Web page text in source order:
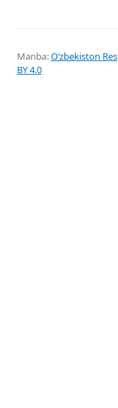
Manba:Oʻzbekiston
BY 4.0